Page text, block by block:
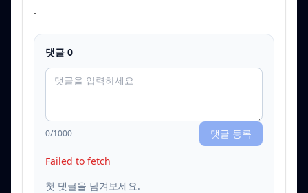
-
댓글 0
0/1000 댓글 등록
Failed to fetch
첫 댓글을 남겨보세요.